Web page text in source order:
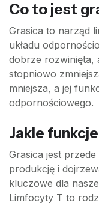
Co to jest
Grasica to narząd
układu
dobrze rozwinięta,
stopniowo
mniejsza, a jej
odpornościowego.
Jakie
Grasica jest
produkcję i
kluczowe dla
Limfocyty T to